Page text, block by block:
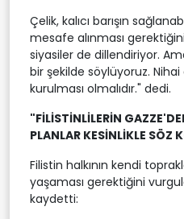
Çelik, kalıcı barışın
mesafe alınması
siyasiler de dillendiriyor.
bir şekilde söylüyoruz.
kurulması olmalıdır." dedi.
"FİLİSTİNLİLERİN
PLANLAR KESİNLİKLE SÖZ
Filistin halkının kendi
yaşaması gerektiğini
kaydetti: